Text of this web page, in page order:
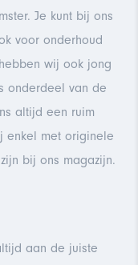
Je kunt bij ons
voor onderhoud
wij ook jong
onderdeel van de
altijd een ruim
enkel met originele
bij ons magazijn.
aan de juiste